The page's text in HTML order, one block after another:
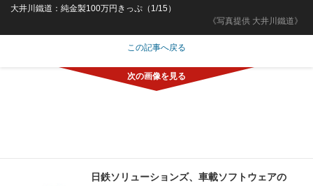
《写真提供 大井川鐵道》
大井川鐵道：純金製100万円きっぷ（1/15）
この記事へ戻る
日鉄ソリューションズ、車載ソフトウェアの